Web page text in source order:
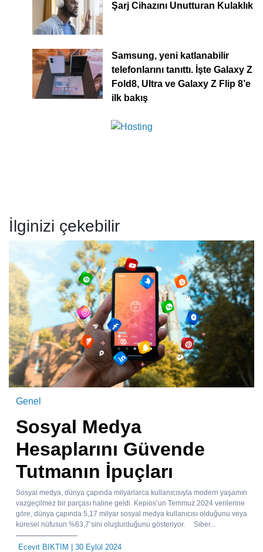
Şarj Cihazını Unutturan Kulaklık
Samsung, yeni katlanabilir
telefonlarını tanıttı. İşte Galaxy Z
Fold8, Ultra ve Galaxy Z Flip 8’e
ilk bakış
İlginizi çekebilir
Genel
Sosyal Medya
Hesaplarını Güvende
Tutmanın İpuçları
Sosyal medya, dünya çapında milyarlarca kullanıcısıyla modern yaşamın
vazgeçilmez bir parçası haline geldi. Kepios’un Temmuz 2024 verilerine
göre, dünya çapında 5,17 milyar sosyal medya kullanıcısı olduğunu veya
küresel nüfusun %63,7’sini oluşturduğunu gösteriyor. Siber...
Ecevit BIKTIM | 30 Eylül 2024